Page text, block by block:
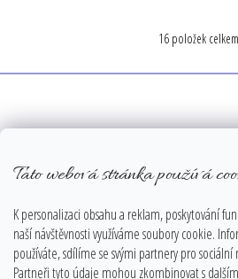
Tato webová stránka používá
K personalizaci obsahu a reklam, poskytování
naší návštěvnosti využíváme soubory cookie.
používáte, sdílíme se svými partnery pro sociální
Partneři tyto údaje mohou zkombinovat s
O
d
c
í
r
v
k
16položek celkem
Z
Nezmeškejte žádné novinky či slevy!
E-mail
Vložením e-mailu souhlasíte spodmínkami